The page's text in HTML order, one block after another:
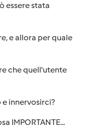
essere stata
e allora per quale
che quell'utente
innervosirci?
IMPORTANTE...